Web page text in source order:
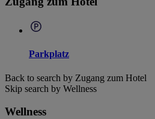
Parkplatz
Back to search by Zugang zum Hotel
Skip search by Wellness
Wellness